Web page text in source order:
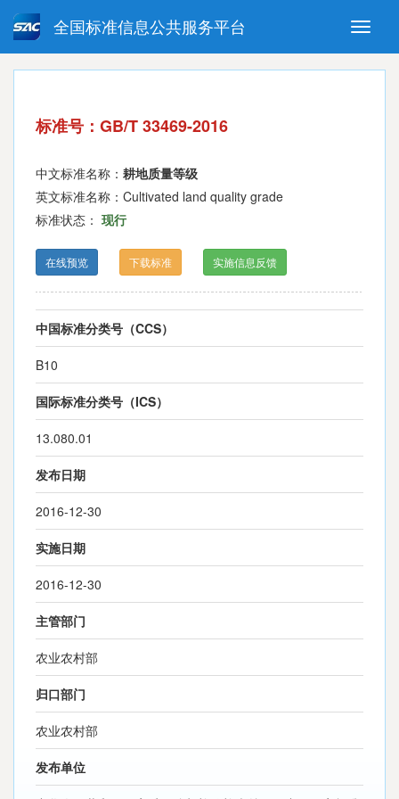
Toggle
全国标准信息公共服务平台
强制性国家标准 推荐性国家标准
指导性技术文件 (National standards in foreign
标准号：GB/T 33469-2016
中文标准名称： 耕地质量等级
英文标准名称：Cultivated land quality grade
标准状态： 现行
在线预览 下载标准 实施信息反馈
中国标准分类号（CCS）
B10
国际标准分类号（ICS）
13.080.01
发布日期
2016-12-30
实施日期
2016-12-30
主管部门
农业农村部
归口部门
农业农村部
发布单位